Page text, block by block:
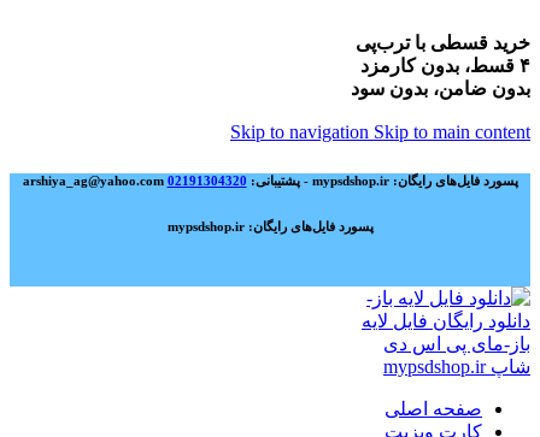
خرید قسطی با ترب‌پی
۴ قسط، بدون کارمزد
بدون ضامن، بدون سود
Skip to navigation Skip to main content
پسورد فایل‌های رایگان: mypsdshop.ir - پشتیبانی: arshiya_ag@yahoo.com 02191304320
پسورد فایل‌های رایگان: mypsdshop.ir
صفحه اصلی
کارت ویزیت